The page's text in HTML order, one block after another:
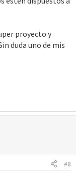
proyecto y
duda uno de mis
#8